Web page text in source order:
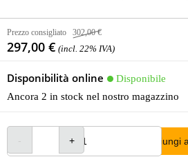
Prezzo consigliato 302,00 €
297,00 € (incl. 22% IVA)
Disponibilità online
Disponibile
Ancora 2 in stock nel nostro magazzino
Aggiungi